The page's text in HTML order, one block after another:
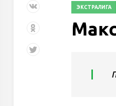
ЭКСТРАЛИГА